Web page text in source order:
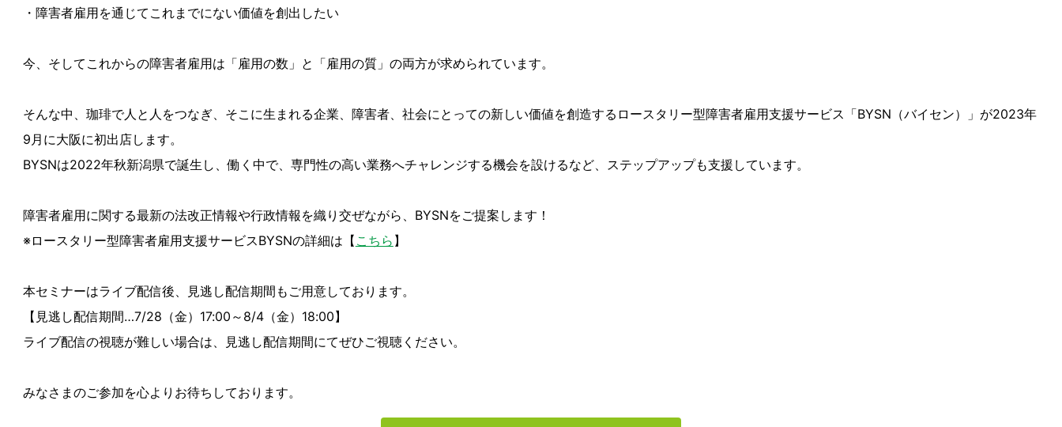
・障害者雇用を通じてこれまでにない価値を創出したい
今、そしてこれからの障害者雇用は「雇用の数」と「雇用の質」の両方が求められています。
そんな中、珈琲で人と人をつなぎ、そこに生まれる企業、障害者、社会にとっての新しい価値を創造するロースタリー型障害者雇用支援サービス「BYSN（バイセン）」が2023年
9月に大阪に初出店します。
BYSNは2022年秋新潟県で誕生し、働く中で、専門性の高い業務へチャレンジする機会を設けるなど、ステップアップも支援しています。
障害者雇用に関する最新の法改正情報や行政情報を織り交ぜながら、BYSNをご提案します！
※ロースタリー型障害者雇用支援サービスBYSNの詳細は【 こちら 】
本セミナーはライブ配信後、見逃し配信期間もご用意しております。
【見逃し配信期間…7/28（金）17:00～8/4（金）18:00】
ライブ配信の視聴が難しい場合は、見逃し配信期間にてぜひご視聴ください。
みなさまのご参加を心よりお待ちしております。